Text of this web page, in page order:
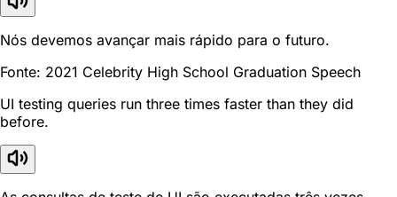
Nós devemos avançar mais rápido para o futuro.
Fonte: 2021 Celebrity High School Graduation Speech
UI testing queries run three times faster than they did
before.